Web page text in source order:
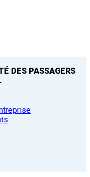
DES PASSAGERS